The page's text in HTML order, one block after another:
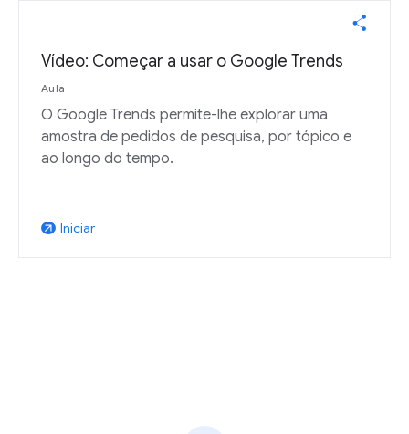
Vídeo: Começar a usar o Google Trends
Aula
O Google Trends permite-lhe explorar uma
amostra de pedidos de pesquisa, por tópico e
ao longo do tempo.
arrow_outward Iniciar